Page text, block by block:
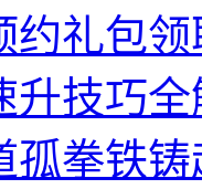
约礼包
升技巧全
孤拳铁